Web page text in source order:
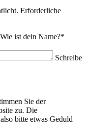
Erforderliche
Wie ist dein Name?*
Schreibe
Sie der
zu. Die
bitte etwas Geduld